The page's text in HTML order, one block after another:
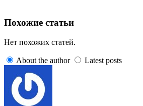
Похожие статьи
Нет похожих статей.
About the author Latest posts